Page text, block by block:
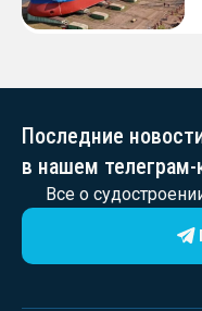
Последние
в нашем телеграм-
Все о